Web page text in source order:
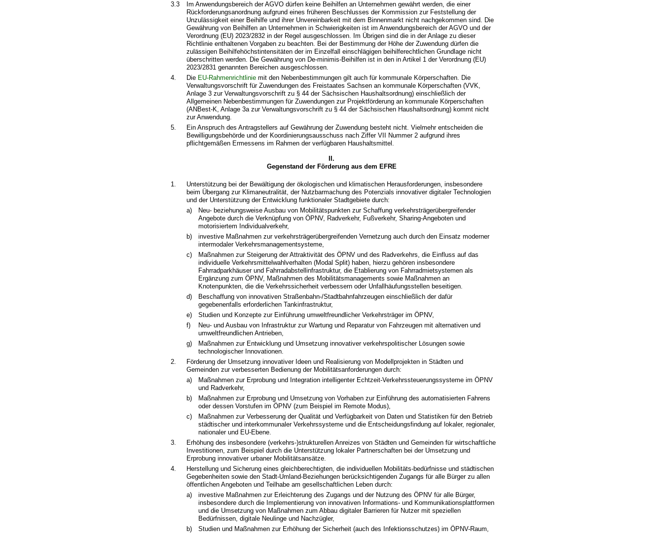
3.3
Im Anwendungsbereich der AGVO dürfen keine Beihilfen an Unternehmen gewährt werden, die einer
Rückforderungsanordnung aufgrund eines früheren Beschlusses der Kommission zur Feststellung der
Unzulässigkeit einer Beihilfe und ihrer Unvereinbarkeit mit dem Binnenmarkt nicht nachgekommen sind. Die
Gewährung von Beihilfen an Unternehmen in Schwierigkeiten ist im Anwendungsbereich der AGVO und der
Verordnung (EU) 2023/2832 in der Regel ausgeschlossen. Im Übrigen sind die in der Anlage zu dieser
Richtlinie enthaltenen Vorgaben zu beachten. Bei der Bestimmung der Höhe der Zuwendung dürfen die
zulässigen Beihilfehöchstintensitäten der im Einzelfall einschlägigen beihilferechtlichen Grundlage nicht
überschritten werden. Die Gewährung von De-minimis-Beihilfen ist in den in Artikel 1 der Verordnung (EU)
2023/2831 genannten Bereichen ausgeschlossen.
4.
Die EU-Rahmenrichtliniemit den Nebenbestimmungen gilt auch für kommunale Körperschaften. Die
Verwaltungsvorschrift für Zuwendungen des Freistaates Sachsen an kommunale Körperschaften (VVK,
Anlage 3 zur Verwaltungsvorschrift zu § 44 der Sächsischen Haushaltsordnung) einschließlich der
Allgemeinen Nebenbestimmungen für Zuwendungen zur Projektförderung an kommunale Körperschaften
(ANBest-K, Anlage 3a zur Verwaltungsvorschrift zu § 44 der Sächsischen Haushaltsordnung) kommt nicht
zur Anwendung.
5.
Ein Anspruch des Antragstellers auf Gewährung der Zuwendung besteht nicht. Vielmehr entscheiden die
Bewilligungsbehörde und der Koordinierungsausschuss nach Ziffer VII Nummer 2 aufgrund ihres
pflichtgemäßen Ermessens im Rahmen der verfügbaren Haushaltsmittel.
II.
Gegenstand der Förderung aus dem EFRE
1.
Unterstützung bei der Bewältigung der ökologischen und klimatischen Herausforderungen, insbesondere
beim Übergang zur Klimaneutralität, der Nutzbarmachung des Potenzials innovativer digitaler Technologien
und der Unterstützung der Entwicklung funktionaler Stadtgebiete durch:
a)
Neu- beziehungsweise Ausbau von Mobilitätspunkten zur Schaffung verkehrsträgerübergreifender
Angebote durch die Verknüpfung von ÖPNV, Radverkehr, Fußverkehr, Sharing-Angeboten und
motorisiertem Individualverkehr,
b)
investive Maßnahmen zur verkehrsträgerübergreifenden Vernetzung auch durch den Einsatz moderner
intermodaler Verkehrsmanagementsysteme,
c)
Maßnahmen zur Steigerung der Attraktivität des ÖPNV und des Radverkehrs, die Einfluss auf das
individuelle Verkehrsmittelwahlverhalten (Modal Split) haben, hierzu gehören insbesondere
Fahrradparkhäuser und Fahrradabstellinfrastruktur, die Etablierung von Fahrradmietsystemen als
Ergänzung zum ÖPNV, Maßnahmen des Mobilitätsmanagements sowie Maßnahmen an
Knotenpunkten, die die Verkehrssicherheit verbessern oder Unfallhäufungsstellen beseitigen.
d)
Beschaffung von innovativen Straßenbahn-/Stadtbahnfahrzeugen einschließlich der dafür
gegebenenfalls erforderlichen Tankinfrastruktur,
e)
Studien und Konzepte zur Einführung umweltfreundlicher Verkehrsträger im ÖPNV,
f)
Neu- und Ausbau von Infrastruktur zur Wartung und Reparatur von Fahrzeugen mit alternativen und
umweltfreundlichen Antrieben,
g)
Maßnahmen zur Entwicklung und Umsetzung innovativer verkehrspolitischer Lösungen sowie
technologischer Innovationen.
2.
Förderung der Umsetzung innovativer Ideen und Realisierung von Modellprojekten in Städten und
Gemeinden zur verbesserten Bedienung der Mobilitätsanforderungen durch:
a)
Maßnahmen zur Erprobung und Integration intelligenter Echtzeit-Verkehrssteuerungssysteme im ÖPNV
und Radverkehr,
b)
Maßnahmen zur Erprobung und Umsetzung von Vorhaben zur Einführung des automatisierten Fahrens
oder dessen Vorstufen im ÖPNV (zum Beispiel im Remote Modus),
c)
Maßnahmen zur Verbesserung der Qualität und Verfügbarkeit von Daten und Statistiken für den Betrieb
städtischer und interkommunaler Verkehrssysteme und die Entscheidungsfindung auf lokaler, regionaler,
nationaler und EU-Ebene.
3.
Erhöhung des insbesondere (verkehrs-)strukturellen Anreizes von Städten und Gemeinden für wirtschaftliche
Investitionen, zum Beispiel durch die Unterstützung lokaler Partnerschaften bei der Umsetzung und
Erprobung innovativer urbaner Mobilitätsansätze.
4.
Herstellung und Sicherung eines gleichberechtigten, die individuellen Mobilitäts-bedürfnisse und städtischen
Gegebenheiten sowie den Stadt-Umland-Beziehungen berücksichtigenden Zugangs für alle Bürger zu allen
öffentlichen Angeboten und Teilhabe am gesellschaftlichen Leben durch:
a)
investive Maßnahmen zur Erleichterung des Zugangs und der Nutzung des ÖPNV für alle Bürger,
insbesondere durch die Implementierung von innovativen Informations- und Kommunikationsplattformen
und die Umsetzung von Maßnahmen zum Abbau digitaler Barrieren für Nutzer mit speziellen
Bedürfnissen, digitale Neulinge und Nachzügler,
b)
Studien und Maßnahmen zur Erhöhung der Sicherheit (auch des Infektionsschutzes) im ÖPNV-Raum,